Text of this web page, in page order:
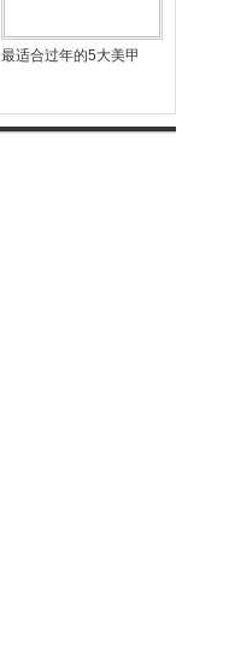
最适合过年的5大美甲